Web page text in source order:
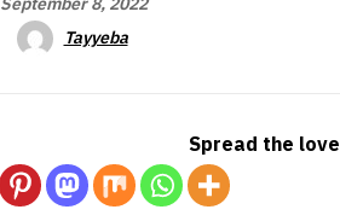
Tayyeba
Spread the love